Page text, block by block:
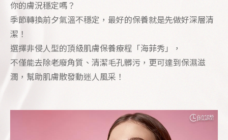
你的膚況穩定嗎？
季節轉換前夕氣溫不穩定，最好的保養就是先做好深層清
潔！
選擇非侵人型的頂級肌膚保養療程「海菲秀」，
不僅能去除老廢角質、清潔毛孔髒污，更可達到保濕滋
潤，幫助肌膚散發動迷人風采！